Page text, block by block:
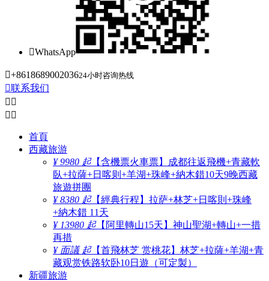
WhatsApp
+861868900203624小时咨询热线
联系我们
 
 
首頁
西藏旅游
¥ 9980 起【含機票火車票】成都往返飛機+青藏軟
臥+拉薩+日喀则+羊湖+珠峰+納木錯10天9晚西藏
旅遊拼團
¥ 8380 起【經典行程】拉萨+林芝+日喀則+珠峰
+納木錯 11天
¥ 13980 起【阿里轉山15天】神山聖湖+轉山+一措
再措
¥ 面議 起【首飛林芝 赏桃花】林芝+拉薩+羊湖+青
藏观赏铁路软卧10日遊（可定製）
新疆旅游